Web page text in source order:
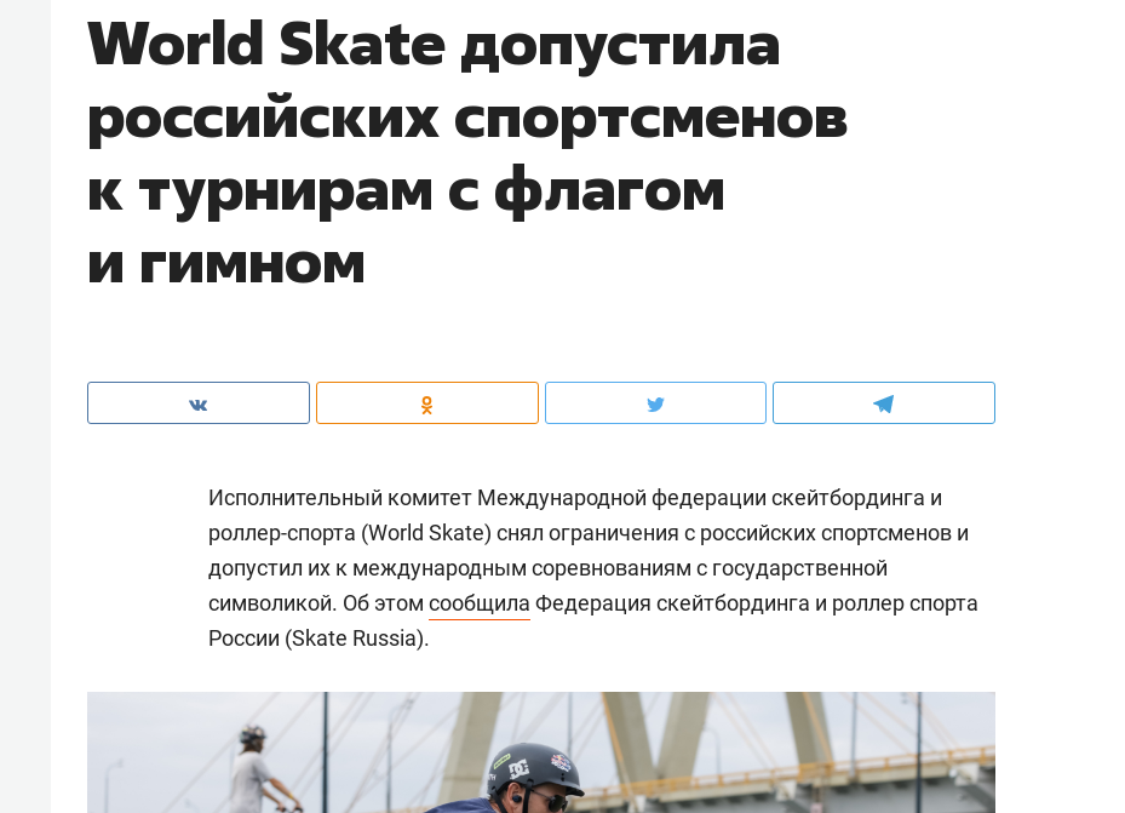
World Skate допустила
российских спортсменов
к турнирам с флагом
и гимном
Исполнительный комитет Международной федерации скейтбординга и
роллер-спорта (World Skate) снял ограничения с российских спортсменов и
допустил их к международным соревнованиям с государственной
символикой. Об этом сообщила Федерация скейтбординга и роллер спорта
России (Skate Russia).